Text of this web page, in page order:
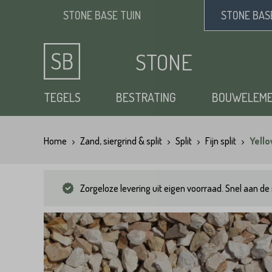
STONE BASE TUIN STONE
STONE
BASE
TEGELS
Keramische tuintegels
Flagstones
Zwembad randtegels
BESTRATING
Klinkers
Kasseien
Kinderkoppen
Opsluitbanden
Vijverranden
Steenstrips
Siergrind
Benodigdheden
Vloertegels
Home Zand, siergrind & split Split Fijn split
Zorgeloze levering uit eigen voorraad. Snel aan de